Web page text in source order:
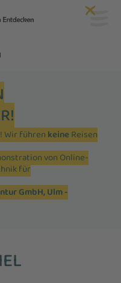
Wir führen keineReisen
von Online-
für
GmbH, Ulm -